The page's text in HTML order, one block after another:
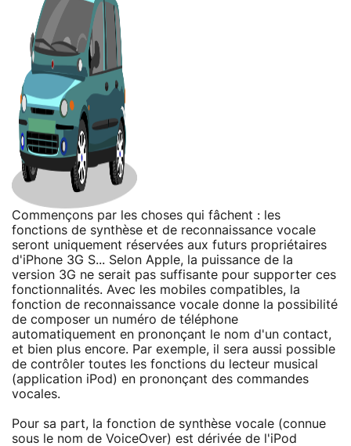
Commençons par les choses qui fâchent : les
fonctions de synthèse et de reconnaissance vocale
seront uniquement réservées aux futurs propriétaires
d'iPhone 3G S... Selon Apple, la puissance de la
version 3G ne serait pas suffisante pour supporter ces
fonctionnalités. Avec les mobiles compatibles, la
fonction de reconnaissance vocale donne la possibilité
de composer un numéro de téléphone
automatiquement en prononçant le nom d'un contact,
et bien plus encore. Par exemple, il sera aussi possible
de contrôler toutes les fonctions du lecteur musical
(application iPod) en prononçant des commandes
vocales.
Pour sa part, la fonction de synthèse vocale (connue
sous le nom de VoiceOver) est dérivée de l'iPod